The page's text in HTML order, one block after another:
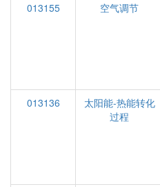
013155
空气调节
013136
太阳能-热能转化
过程